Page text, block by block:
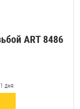
ART 8486
дня